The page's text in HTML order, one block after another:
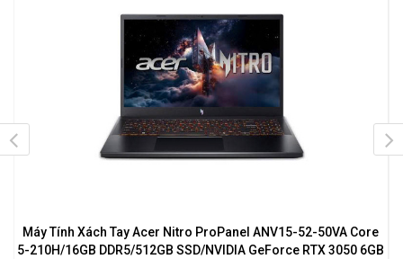
Máy Tính Xách Tay Acer Nitro ProPanel ANV15-52-50VA Core
5-210H/16GB DDR5/512GB SSD/NVIDIA GeForce RTX 3050 6GB